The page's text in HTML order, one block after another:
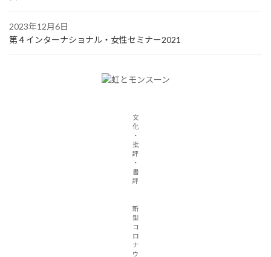
2023年12月6日
第４インターナショナル・女性セミナー2021
文
化
・
批
評
・
書
評
新
型
コ
ロ
ナ
ウ